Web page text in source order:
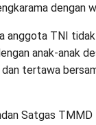
dengan
anggota TNI
anak-anak
tertawa
Satgas